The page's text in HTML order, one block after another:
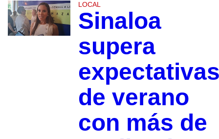
LOCAL
Sinaloa
supera
de verano
con más de